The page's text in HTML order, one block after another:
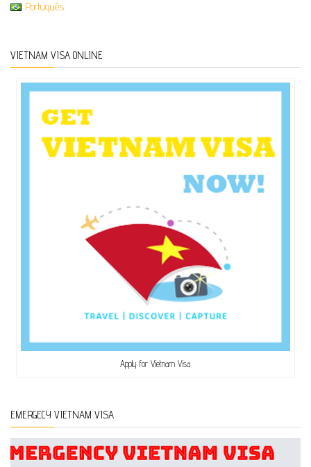
Português
VIETNAM VISA ONLINE
Apply for Vietnam Visa
EMERGECY VIETNAM VISA